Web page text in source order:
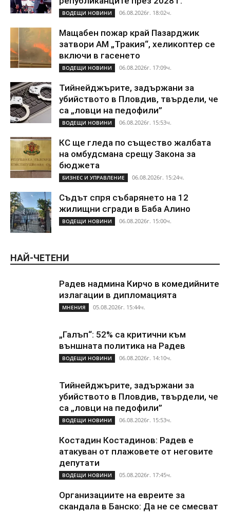
ВОДЕЩИ НОВИНИ 06.08.2026г. 18:02ч.
Мащабен пожар край Пазарджик
затвори АМ „Тракия“, хеликоптер се
включи в гасенето
ВОДЕЩИ НОВИНИ 06.08.2026г. 17:09ч.
Тийнейджърите, задържани за
убийството в Пловдив, твърдели, че
са „ловци на педофили”
ВОДЕЩИ НОВИНИ 06.08.2026г. 15:53ч.
КС ще гледа по същество жалбата
на омбудсмана срещу Закона за
бюджета
БИЗНЕС И УПРАВЛЕНИЕ 06.08.2026г. 15:24ч.
Съдът спря събарянето на 12
жилищни сгради в Баба Алино
ВОДЕЩИ НОВИНИ 06.08.2026г. 15:00ч.
НАЙ-ЧЕТЕНИ
Радев надмина Кирчо в комедийните
излагации в дипломацията
МНЕНИЯ 05.08.2026г. 15:44ч.
„Галъп“: 52% са критични към
външната политика на Радев
ВОДЕЩИ НОВИНИ 06.08.2026г. 14:10ч.
Тийнейджърите, задържани за
убийството в Пловдив, твърдели, че
са „ловци на педофили”
ВОДЕЩИ НОВИНИ 06.08.2026г. 15:53ч.
Костадин Костадинов: Радев е
атакуван от плажoвете от неговите
депутати
ВОДЕЩИ НОВИНИ 05.08.2026г. 17:45ч.
Организациите на евреите за
скандала в Банско: Да не се смесват